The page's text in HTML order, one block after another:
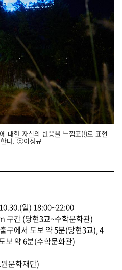
대한 자신의 반응을 느낌표(!)로 표현
다. ⓒ이정규
일) 18:00~22:00
구간 (당현3교~수학문화관)
구에서 도보 약 5분(당현3교), 4
보 약 6분(수학문화관)
문화재단)